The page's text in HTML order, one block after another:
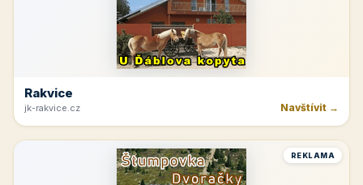
Rakvice
jk-rakvice.cz Navštívit →
REKLAMA